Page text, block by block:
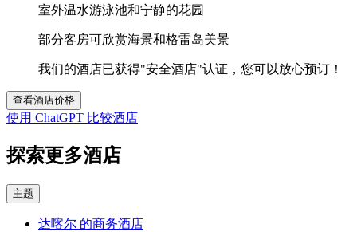
室外温水游泳池和宁静的花园
部分客房可欣赏海景和格雷岛美景
我们的酒店已获得"安全酒店"认证，您可以放心预订！
查看酒店价格
使用 ChatGPT 比较酒店
探索更多酒店
主题
达喀尔 的商务酒店